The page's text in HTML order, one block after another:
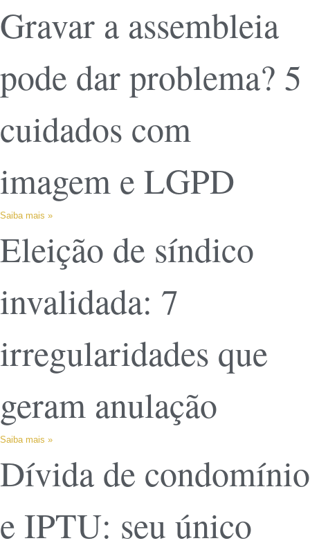
Gravar a assembleia
pode dar problema? 5
cuidados com
imagem e LGPD
Saiba mais »
Eleição de síndico
invalidada: 7
irregularidades que
geram anulação
Saiba mais »
Dívida de condomínio
e IPTU: seu único